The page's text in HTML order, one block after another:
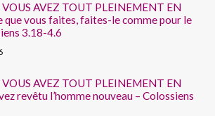
AVEZ TOUT PLEINEMENT EN
que vous faites, faites-le comme pour le
3.18-4.6
AVEZ TOUT PLEINEMENT EN
revêtu l’homme nouveau – Colossiens